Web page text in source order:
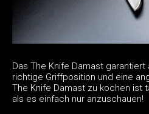
Das The Knife Damast
richtige Griffposition und eine
The Knife Damast zu kochen ist
als es einfach nur anzuschauen!